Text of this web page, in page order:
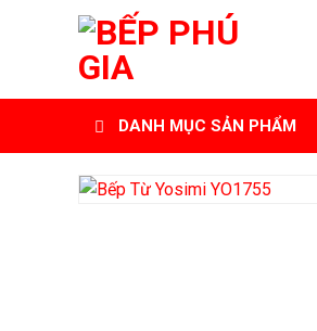
DANH MỤC SẢN PHẨM